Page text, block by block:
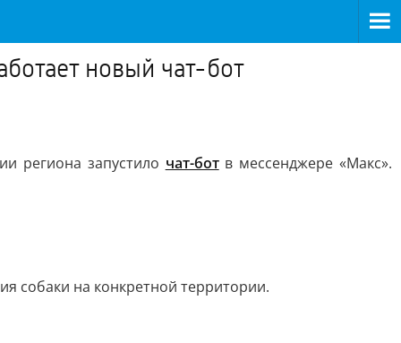
новый чат-бот
региона запустило чат-ботв мессенджере «Макс».
собаки на конкретной территории.